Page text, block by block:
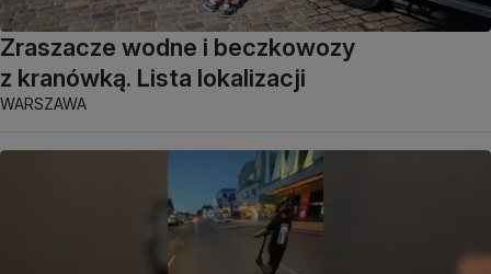
Zraszacze wodne i beczkowozy
z kranówką. Lista lokalizacji
WARSZAWA